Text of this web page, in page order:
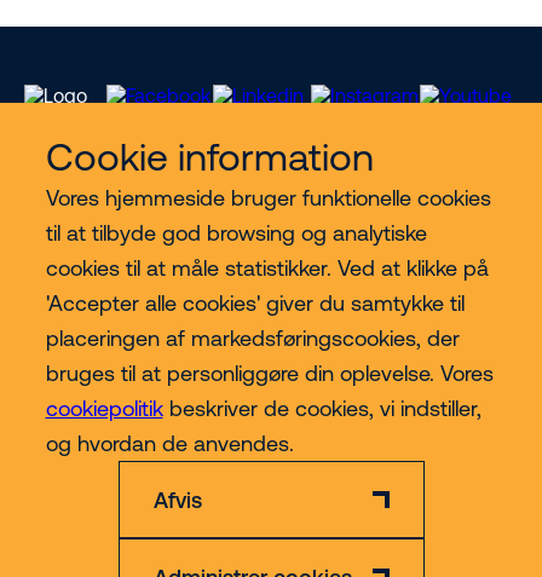
Cookie information
Vores hjemmeside bruger funktionelle cookies
til at tilbyde god browsing og analytiske
cookies til at måle statistikker. Ved at klikke på
'Accepter alle cookies' giver du samtykke til
placeringen af markedsføringscookies, der
bruges til at personliggøre din oplevelse. Vores
cookiepolitikbeskriver de cookies, vi indstiller,
og hvordan de anvendes.
Afvis
Vores services
Lift kategorier
Contact
Mere